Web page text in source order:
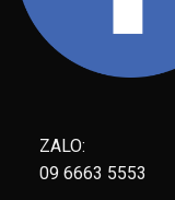
ZALO:
09 6663 5553